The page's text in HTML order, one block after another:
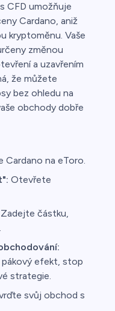
CFD umožňuje
Cardano, aniž
kryptoměnu. Vaše
změnou
a uzavřením
že můžete
bez ohledu na
obchody dobře
Cardano na eToro.
Otevřete
Zadejte částku,
pákový efekt, stop
strategie.
svůj obchod s